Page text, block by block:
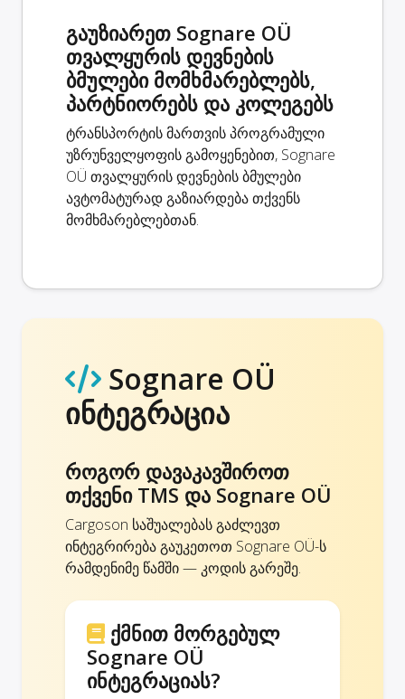
გაუზიარეთ Sognare OÜ
თვალყურის დევნების
ბმულები მომხმარებლებს,
პარტნიორებს და კოლეგებს
ტრანსპორტის მართვის პროგრამული
უზრუნველყოფის გამოყენებით, Sognare
OÜ თვალყურის დევნების ბმულები
ავტომატურად გაზიარდება თქვენს
მომხმარებლებთან.
Sognare OÜ
ინტეგრაცია
როგორ დავაკავშიროთ
თქვენი TMS და Sognare OÜ
Cargoson საშუალებას გაძლევთ
ინტეგრირება გაუკეთოთ Sognare OÜ-ს
რამდენიმე წამში — კოდის გარეშე.
ქმნით მორგებულ
Sognare OÜ
ინტეგრაციას?